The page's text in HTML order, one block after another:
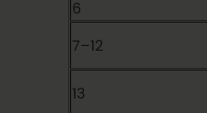
6
7–12
13